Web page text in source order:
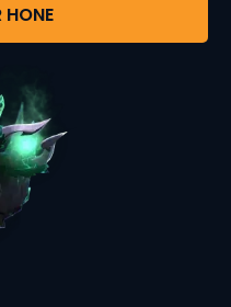
HONE